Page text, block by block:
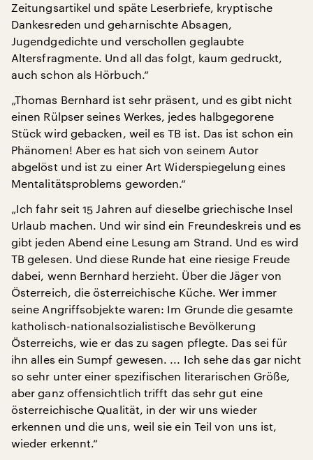
Zeitungsartikel und späte Leserbriefe, kryptische
Dankesreden und geharnischte Absagen,
Jugendgedichte und verschollen geglaubte
Altersfragmente. Und all das folgt, kaum gedruckt,
auch schon als Hörbuch.“
„Thomas Bernhard ist sehr präsent, und es gibt nicht
einen Rülpser seines Werkes, jedes halbgegorene
Stück wird gebacken, weil es TB ist. Das ist schon ein
Phänomen! Aber es hat sich von seinem Autor
abgelöst und ist zu einer Art Widerspiegelung eines
Mentalitätsproblems geworden.“
„Ich fahr seit 15 Jahren auf dieselbe griechische Insel
Urlaub machen. Und wir sind ein Freundeskreis und es
gibt jeden Abend eine Lesung am Strand. Und es wird
TB gelesen. Und diese Runde hat eine riesige Freude
dabei, wenn Bernhard herzieht. Über die Jäger von
Österreich, die österreichische Küche. Wer immer
seine Angriffsobjekte waren: Im Grunde die gesamte
katholisch-nationalsozialistische Bevölkerung
Österreichs, wie er das zu sagen pflegte. Das sei für
ihn alles ein Sumpf gewesen. ... Ich sehe das gar nicht
so sehr unter einer spezifischen literarischen Größe,
aber ganz offensichtlich trifft das sehr gut eine
österreichische Qualität, in der wir uns wieder
erkennen und die uns, weil sie ein Teil von uns ist,
wieder erkennt.“